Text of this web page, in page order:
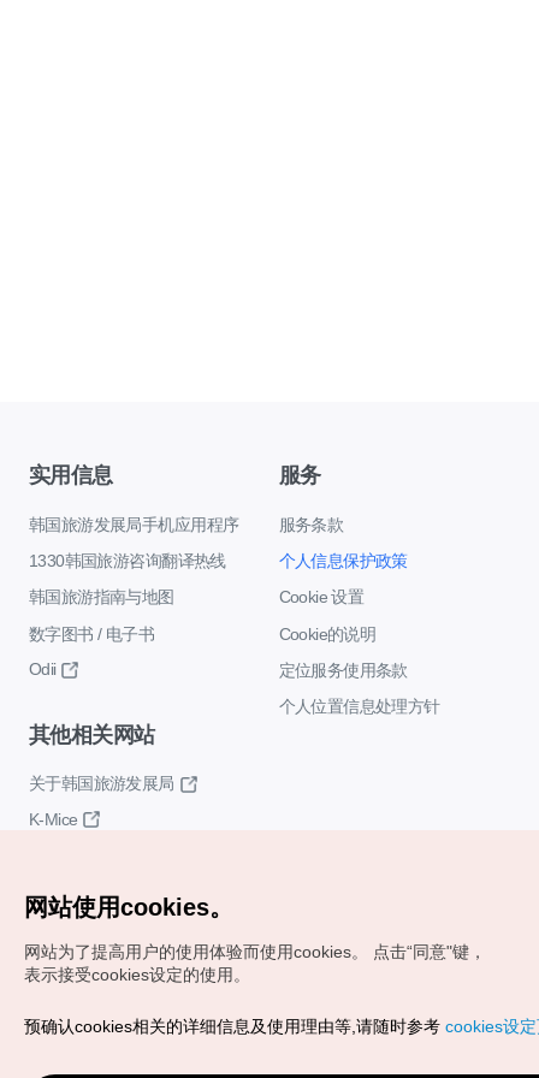
实用信息
韩国旅游发展局手机应用程序
1330韩国旅游咨询翻译热线
韩国旅游指南与地图
数字图书 / 电子书
Odii
服务
服务条款
个人信息保护政策
Cookie 设置
Cookie的说明
定位服务使用条款
个人位置信息处理方针
其他相关网站
关于韩国旅游发展局
K-Mice
Copyrights (c) 韩国旅游发展局版权所有
VISITKOREA官方邮箱
网站使用cookies。
网站为了提高用户的使用体验而使用cookies。
点击“同意"键，
表示接受cookies设定的使用。
预确认cookies相关的详细信息及使用理由等,请随时参考 cookies设